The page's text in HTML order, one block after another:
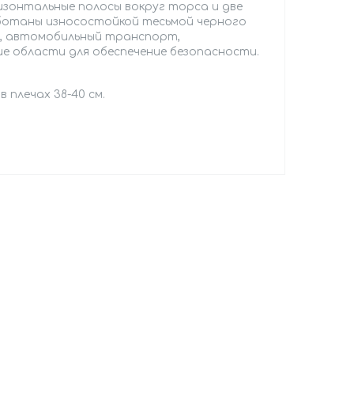
полосы вокруг торса и две
износостойкой тесьмой черного
автомобильный транспорт,
для обеспечение безопасности.
плечах 38-40 см.